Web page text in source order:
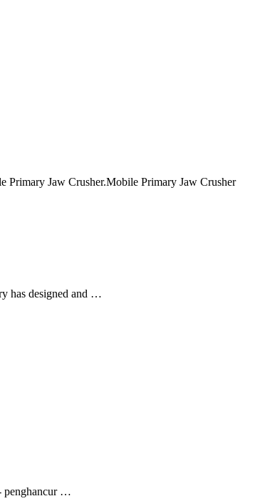
Primary Jaw Crusher.Mobile Primary Jaw Crusher
has designed and …
penghancur …